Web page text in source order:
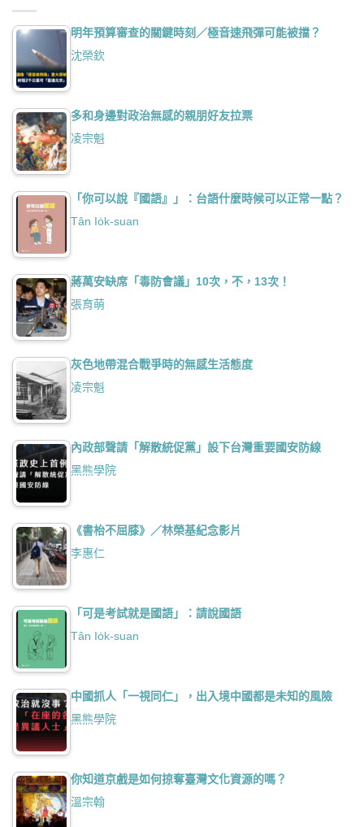
明年預算審查的關鍵時刻／極音速飛彈可能被擋？
沈榮欽
多和身邊對政治無感的親朋好友拉票
凌宗魁
「你可以說『國語』」：台語什麼時候可以正常一點？
Tân Io̍k-suan
蔣萬安缺席「毒防會議」10次，不，13次！
張育萌
灰色地帶混合戰爭時的無感生活態度
凌宗魁
內政部聲請「解散統促黨」設下台灣重要國安防線
黑熊學院
《書枱不屈膝》／林榮基紀念影片
李惠仁
「可是考試就是國語」：請說國語
Tân Io̍k-suan
中國抓人「一視同仁」，出入境中國都是未知的風險
黑熊學院
你知道京戲是如何掠奪臺灣文化資源的嗎？
溫宗翰